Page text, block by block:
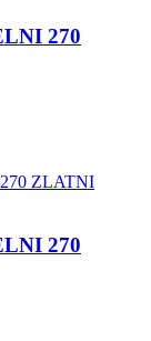
270
270